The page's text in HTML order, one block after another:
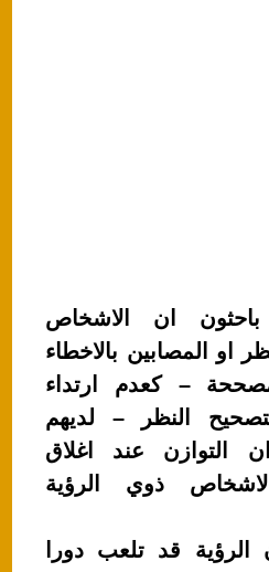
باحثون ان الاشخاص
او المصابين بالاخطاء
– كعدم ارتداء
النظر – لديهم
التوازن عند اغلاق
ذوي الرؤية
الرؤية قد تلعب دورا